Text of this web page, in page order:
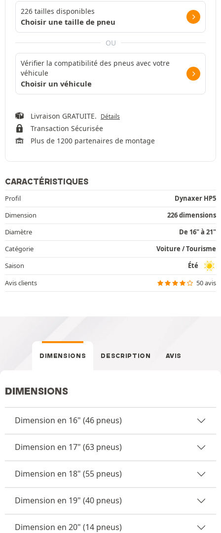
226 tailles disponibles
Choisir une taille de pneu
OU
Vérifier la compatibilité des pneus avec votre
véhicule
Choisir un véhicule
Livraison GRATUITE. Détails
Transaction Sécurisée
Plus de 1200 partenaires de montage
CARACTÉRISTIQUES
Profil
Dynaxer HP5
Dimension
226 dimensions
Diamètre
De 16" à 21"
Catégorie
Voiture / Tourisme
Saison
Été
Avis clients
50 avis
DIMENSIONS DESCRIPTION AVIS
DIMENSIONS
Dimension en 16" (46 pneus)
Dimension en 17" (63 pneus)
Dimension en 18" (55 pneus)
Dimension en 19" (40 pneus)
Dimension en 20" (14 pneus)